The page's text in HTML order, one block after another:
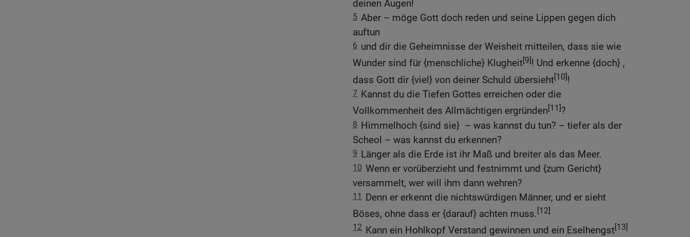
deinen Augen!
5 Aber – möge Gott doch reden und seine Lippen gegen dich
auftun
6 und dir die Geheimnisse der Weisheit mitteilen, dass sie wie
Wunder sind für {menschliche} Klugheit[9]! Und erkenne {doch} ,
dass Gott dir {viel} von deiner Schuld übersieht[10]!
7 Kannst du die Tiefen Gottes erreichen oder die
Vollkommenheit des Allmächtigen ergründen[11]?
8 Himmelhoch {sind sie} – was kannst du tun? – tiefer als der
Scheol – was kannst du erkennen?
9 Länger als die Erde ist ihr Maß und breiter als das Meer.
10 Wenn er vorüberzieht und festnimmt und {zum Gericht}
versammelt, wer will ihm dann wehren?
11 Denn er erkennt die nichtswürdigen Männer, und er sieht
Böses, ohne dass er {darauf} achten muss.[12]
12 Kann ein Hohlkopf Verstand gewinnen und ein Eselhengst[13]